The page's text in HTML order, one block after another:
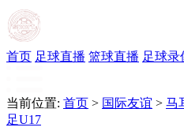
首页 足球直播 篮球直播 足球录
当前位置: 首页 > 国际友谊 > 马
足U17